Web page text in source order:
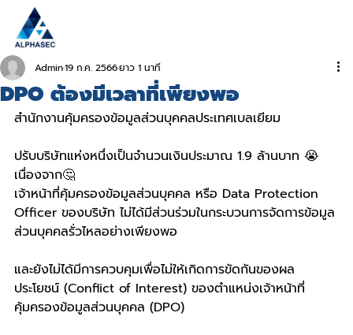
DPO ต้องมีเวลาที่เพียงพอ
Admin19 ก.ค. 2566ยาว 1 นาที
สำนักงานคุ้มครองข้อมูลส่วนบุคคลประเทศเบลเยียม
ปรับบริษัทแห่งหนึ่งเป็นจำนวนเงินประมาณ 1.9 ล้านบาท 😭
เนื่องจาก🤔
เจ้าหน้าที่คุ้มครองข้อมูลส่วนบุคคล หรือ Data Protection
Officer ของบริษัท ไม่ได้มีส่วนร่วมในกระบวนการจัดการข้อมูล
ส่วนบุคคลรั่วไหลอย่างเพียงพอ
และยังไม่ได้มีการควบคุมเพื่อไม่ให้เกิดการขัดกันของผล
ประโยชน์ (Conflict of Interest) ของตำแหน่งเจ้าหน้าที่
คุ้มครองข้อมูลส่วนบุคคล (DPO)